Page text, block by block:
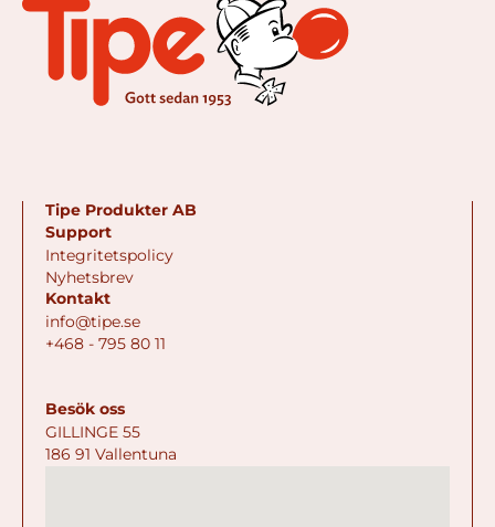
Tipe Produkter AB
Support
Integritetspolicy
Nyhetsbrev
Kontakt
info@tipe.se
+468 - 795 80 11
Besök oss
GILLINGE 55
186 91 Vallentuna